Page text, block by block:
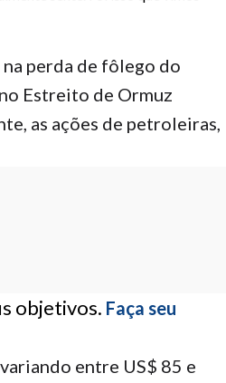
perda de fôlego do
Estreito de Ormuz
as ações de petroleiras,
objetivos. Faça seu
entre US$ 85 e